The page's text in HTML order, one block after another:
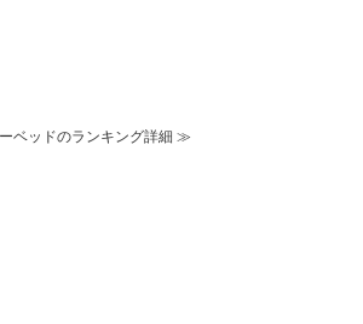
ベッドのランキング詳細 ≫